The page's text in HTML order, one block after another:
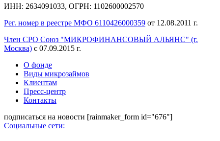
ИНН: 2634091033, ОГРН: 1102600002570
Рег. номер в реестре МФО 6110426000359 от 12.08.2011 г.
Член СРО Союз "МИКРОФИНАНСОВЫЙ АЛЬЯНС" (г.
Москва) с 07.09.2015 г.
О фонде
Виды микрозаймов
Клиентам
Пресс-центр
Контакты
подписаться на новости [rainmaker_form id="676"]
Социальные сети: